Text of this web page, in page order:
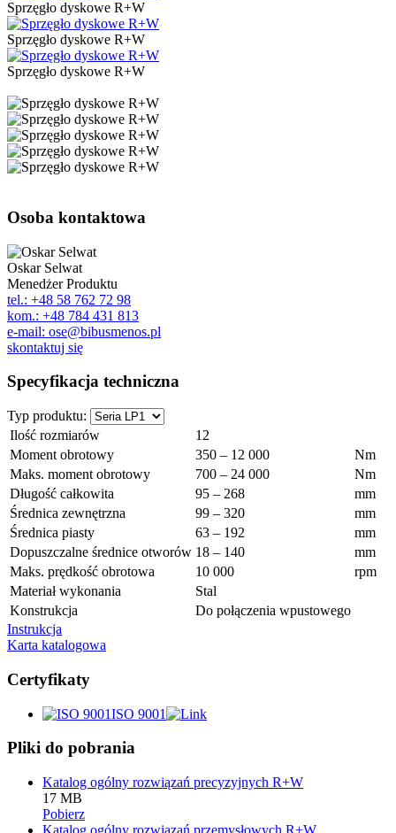
Sprzęgło dyskowe R+W
Sprzęgło dyskowe R+W
Sprzęgło dyskowe R+W
Osoba kontaktowa
Oskar Selwat
Menedżer Produktu
tel.: +48 58 762 72 98
kom.: +48 784 431 813
e-mail: ose@bibusmenos.pl
skontaktuj się
Specyfikacja techniczna
Typ produktu:
Ilość rozmiarów
12
Moment obrotowy
350 – 12 000
Nm
Maks. moment obrotowy
700 – 24 000
Nm
Długość całkowita
95 – 268
mm
Średnica zewnętrzna
99 – 320
mm
Średnica piasty
63 – 192
mm
Dopuszczalne średnice otworów 18 – 140
mm
Maks. prędkość obrotowa
10 000
rpm
Materiał wykonania
Stal
Konstrukcja
Do połączenia wpustowego
Instrukcja
Karta katalogowa
Certyfikaty
ISO 9001
Pliki do pobrania
Katalog ogólny rozwiązań precyzyjnych R+W
17 MB
Pobierz
Katalog ogólny rozwiązań przemysłowych R+W